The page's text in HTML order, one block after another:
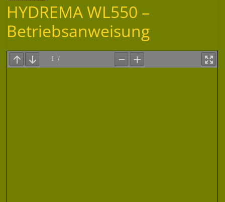
HYDREMA WL550 –
Betriebsanweisung